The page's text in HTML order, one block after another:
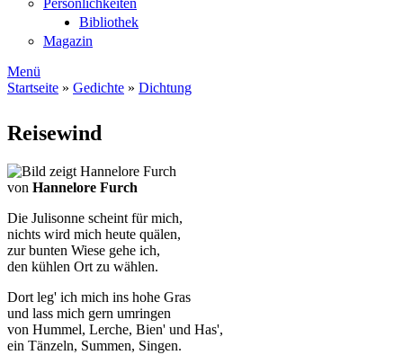
Persönlichkeiten
Bibliothek
Magazin
Menü
Startseite » Gedichte » Dichtung
Reisewind
von Hannelore Furch
Die Julisonne scheint für mich,
nichts wird mich heute quälen,
zur bunten Wiese gehe ich,
den kühlen Ort zu wählen.
Dort leg' ich mich ins hohe Gras
und lass mich gern umringen
von Hummel, Lerche, Bien' und Has',
ein Tänzeln, Summen, Singen.